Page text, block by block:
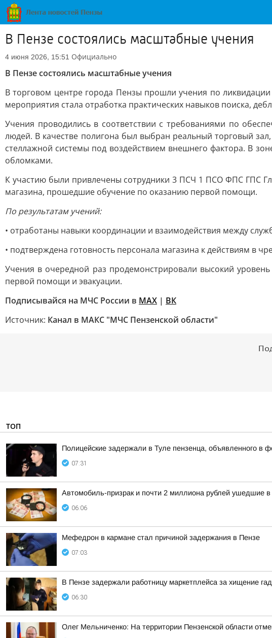
В Пензе состоялись масштaбные учения
4 июня 2026, 15:51 Официально
В Пензе состоялись масштaбные учения
В торговом центре города Пензы прошли учения по
мероприятия стала отработка практических навыков поиска,
Учения проводились в соответствии с требованиями по
людей. В качестве полигона был выбран реальный торговый
стеллажной системы под воздействием внешнего фактора. В
обломками.
К участию были привлечены сотрудники 3 ПСЧ 1 ПСО ФПС ГПС
магазина, прошедшие обучение по оказанию первой помощи.
По результатам учений:
• отработаны навыки координации и взаимодействия между
• подтверждена готовность персонала магазина к действиям в
Учения в очередной раз продемонстрировали высокий
первой помощи и эвакуации.
Подписывайся на МЧС России в MAX | ВК
Источник: Канал в МАКС "МЧС Пензенской области"
ТОП
Полицейские задержали в Туле пензенца, объявленного в
07:31
Автомобиль-призрак и почти 2 миллиона рублей ушедшие в
06:06
Мефедрон в кармане стал причиной задержания в Пензе
07:03
В Пензе задержали работницу маркетплейса за хищение
06:30
Олег Мельниченко: На территории Пензенской области